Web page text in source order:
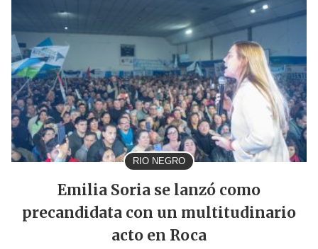
RIO NEGRO
Emilia Soria se lanzó como
precandidata con un multitudinario
acto en Roca